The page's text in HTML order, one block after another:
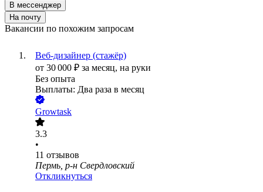
В мессенджер
На почту
Вакансии по похожим запросам
Веб-дизайнер (стажёр)
от 30 000 ₽ за месяц, на руки
Без опыта
Выплаты: Два раза в месяц
Growtask
3.3
•
11 отзывов
Пермь, р-н Свердловский
Откликнуться